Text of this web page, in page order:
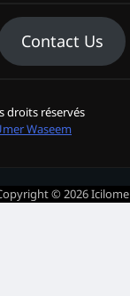
Contact Us
droits réservés
Waseem
© 2026Icilome